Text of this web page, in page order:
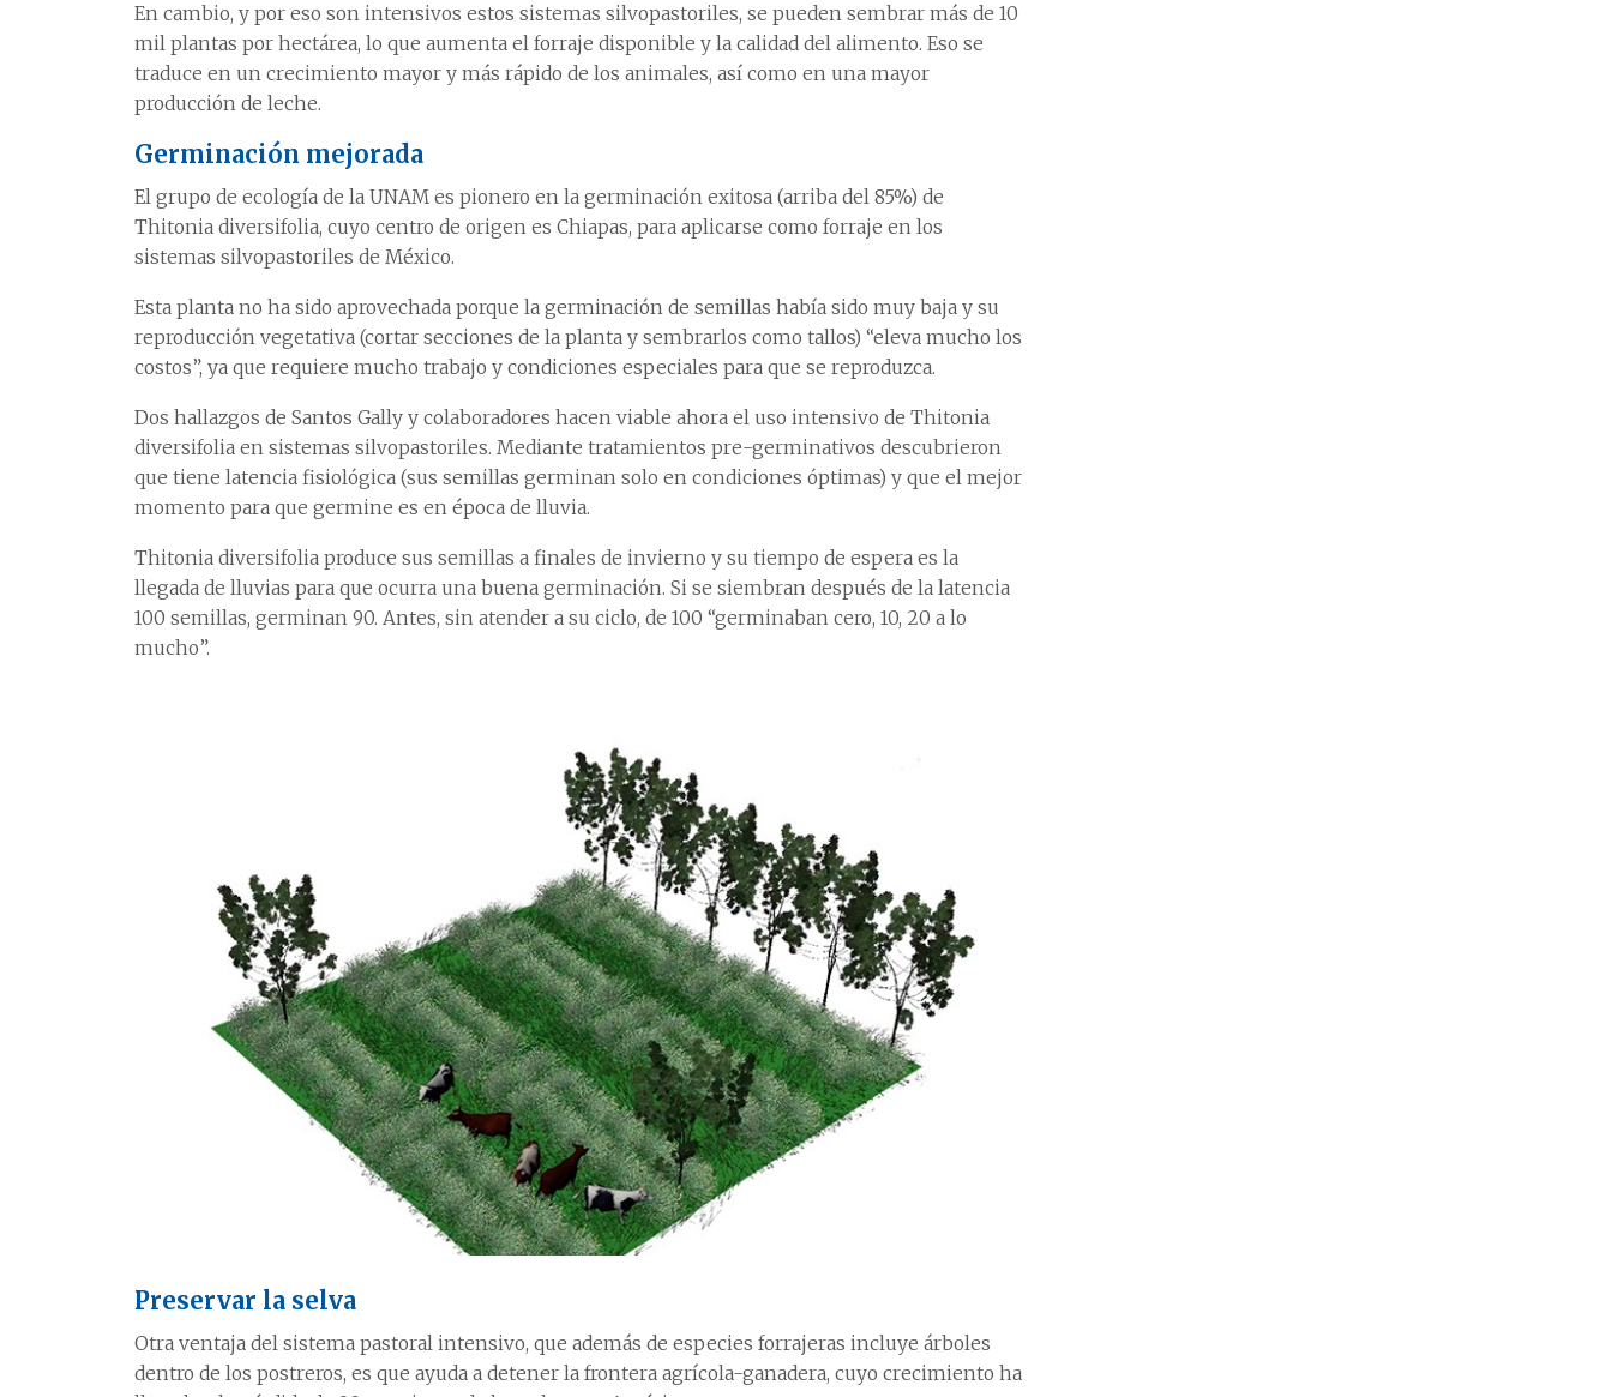
En cambio, y por eso son intensivos estos sistemas silvopastoriles, se pueden sembrar más de 10
mil plantas por hectárea, lo que aumenta el forraje disponible y la calidad del alimento. Eso se
traduce en un crecimiento mayor y más rápido de los animales, así como en una mayor
producción de leche.
Germinación mejorada
El grupo de ecología de la UNAM es pionero en la germinación exitosa (arriba del 85%) de
Thitonia diversifolia, cuyo centro de origen es Chiapas, para aplicarse como forraje en los
sistemas silvopastoriles de México.
Esta planta no ha sido aprovechada porque la germinación de semillas había sido muy baja y su
reproducción vegetativa (cortar secciones de la planta y sembrarlos como tallos) “eleva mucho los
costos”, ya que requiere mucho trabajo y condiciones especiales para que se reproduzca.
Dos hallazgos de Santos Gally y colaboradores hacen viable ahora el uso intensivo de Thitonia
diversifolia en sistemas silvopastoriles. Mediante tratamientos pre-germinativos descubrieron
que tiene latencia fisiológica (sus semillas germinan solo en condiciones óptimas) y que el mejor
momento para que germine es en época de lluvia.
Thitonia diversifolia produce sus semillas a finales de invierno y su tiempo de espera es la
llegada de lluvias para que ocurra una buena germinación. Si se siembran después de la latencia
100 semillas, germinan 90. Antes, sin atender a su ciclo, de 100 “germinaban cero, 10, 20 a lo
mucho”.
Preservar la selva
Otra ventaja del sistema pastoral intensivo, que además de especies forrajeras incluye árboles
dentro de los postreros, es que ayuda a detener la frontera agrícola-ganadera, cuyo crecimiento ha